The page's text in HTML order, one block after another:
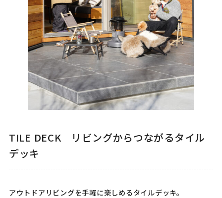
TILE DECK リビングからつながるタイル
デッキ
アウトドアリビングを手軽に楽しめるタイルデッキ。